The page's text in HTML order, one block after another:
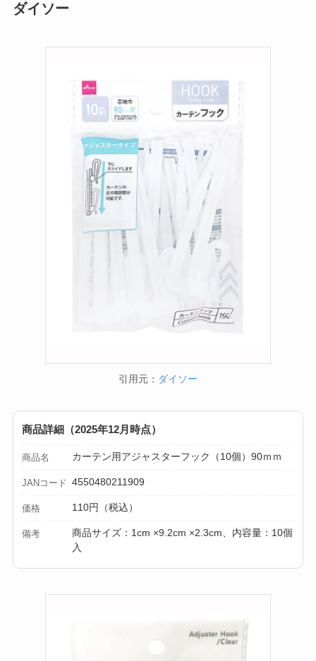
ダイソー
引用元： ダイソー
商品詳細（2025年12月時点）
商品名 カーテン用アジャスターフック（10個）90ｍｍ
JANコード 4550480211909
価格 110円（税込）
備考
商品サイズ：1cm ×9.2cm ×2.3cm、内容量：10個
入